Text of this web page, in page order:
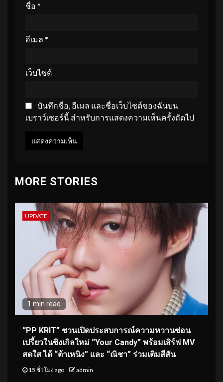
ชื่อ *
อีเมล *
เว็บไซต์
บันทึกชื่อ, อีเมล และชื่อเว็บไซต์ของฉันบน
เบราว์เซอร์นี้ สำหรับการแสดงความเห็นครั้งถัดไป
MORE STORIES
UPDATE
1 min read
“PP KRIT” ชวนเปิดประสบการณ์ความหวานซ่อน
เปรี้ยวในซิงเกิลใหม่ “Your Candy” พร้อมเสิร์ฟ MV
สดใส ได้ “ต้าเหนิง” และ “ณิชา” ร่วมเติมสีสัน
15 ชั่วโมง ago admin